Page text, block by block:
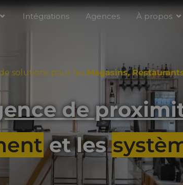
Intégrations Agences À propos
solutions pour les Magasins,
de
et les